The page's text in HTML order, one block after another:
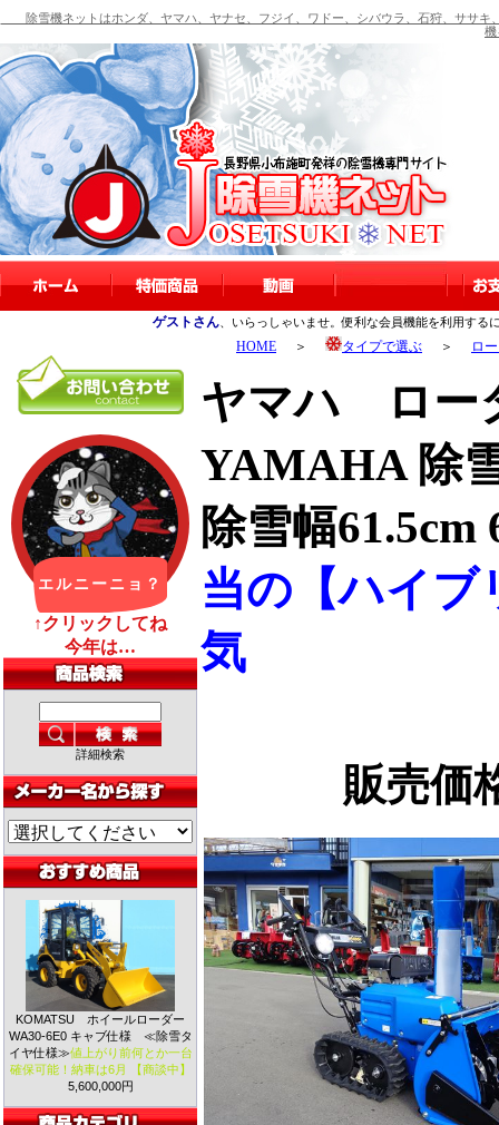
除雪機ネットはホンダ、ヤマハ、ヤナセ、フジイ、ワドー、シバウラ、石狩、ササキ
機
ゲストさん 、いらっしゃいませ。便利な会員機能を利用する
詳細検索
KOMATSU ホイールローダー
WA30-6E0 キャブ仕様 ≪除雪タ
イヤ仕様≫値上がり前何とか一台
確保可能！納車は6月 【商談中】
5,600,000円
HOME ＞ タイプで選ぶ ＞ ロ
ヤマハ ロー
YAMAHA 除
除雪幅
当の【ハイ
気
販売